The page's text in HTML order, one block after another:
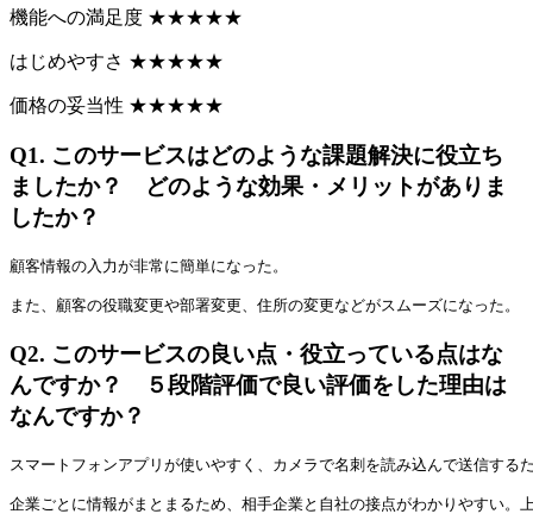
機能への満足度 ★★★★★
はじめやすさ ★★★★★
価格の妥当性 ★★★★★
Q1. このサービスはどのような課題解決に役立ち
ましたか？ どのような効果・メリットがありま
したか？
顧客情報の入力が非常に簡単になった。
また、顧客の役職変更や部署変更、住所の変更などがスムーズになった。
Q2. このサービスの良い点・役立っている点はな
んですか？ ５段階評価で良い評価をした理由は
なんですか？
スマートフォンアプリが使いやすく、カメラで名刺を読み込んで送信する
企業ごとに情報がまとまるため、相手企業と自社の接点がわかりやすい